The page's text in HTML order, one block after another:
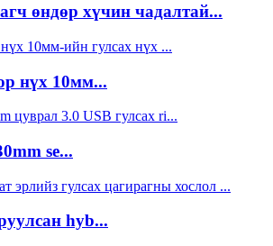
өндөр хүчин чадалтай...
нүх 10мм...
se...
hyb...